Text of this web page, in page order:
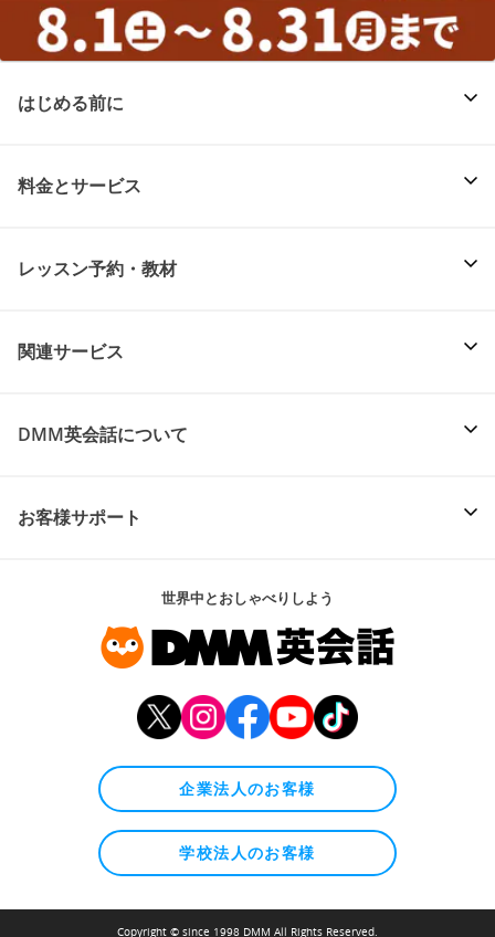
はじめる前に
料金とサービス
レッスン予約・教材
関連サービス
DMM英会話について
お客様サポート
世界中とおしゃべりしよう
企業法人のお客様
学校法人のお客様
Copyright © since 1998 DMM All Rights Reserved.